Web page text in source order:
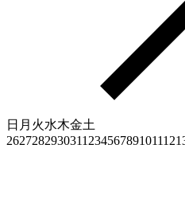
日 月 火水木金土
2627282930311 23456789101112